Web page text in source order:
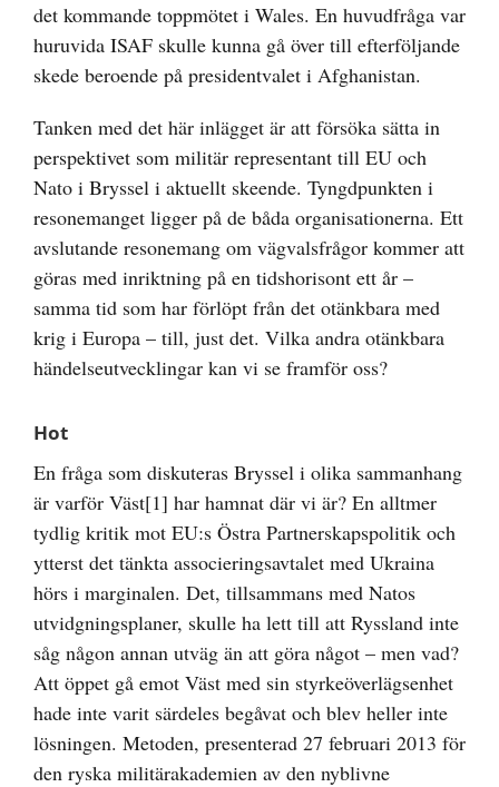
det kommande toppmötet i Wales. En huvudfråga var
huruvida ISAF skulle kunna gå över till efterföljande
skede beroende på presidentvalet i Afghanistan.
Tanken med det här inlägget är att försöka sätta in
perspektivet som militär representant till EU och
Nato i Bryssel i aktuellt skeende. Tyngdpunkten i
resonemanget ligger på de båda organisationerna. Ett
avslutande resonemang om vägvalsfrågor kommer att
göras med inriktning på en tidshorisont ett år –
samma tid som har förlöpt från det otänkbara med
krig i Europa – till, just det. Vilka andra otänkbara
händelseutvecklingar kan vi se framför oss?
Hot
En fråga som diskuteras Bryssel i olika sammanhang
är varför Väst[1] har hamnat där vi är? En alltmer
tydlig kritik mot EU:s Östra Partnerskapspolitik och
ytterst det tänkta associeringsavtalet med Ukraina
hörs i marginalen. Det, tillsammans med Natos
utvidgningsplaner, skulle ha lett till att Ryssland inte
såg någon annan utväg än att göra något – men vad?
Att öppet gå emot Väst med sin styrkeöverlägsenhet
hade inte varit särdeles begåvat och blev heller inte
lösningen. Metoden, presenterad 27 februari 2013 för
den ryska militärakademien av den nyblivne